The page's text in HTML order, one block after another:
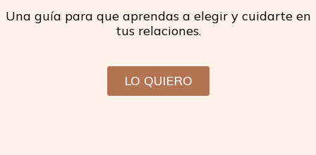
Una guía para que aprendas a elegir y cuidarte en
tus relaciones.
LO QUIERO